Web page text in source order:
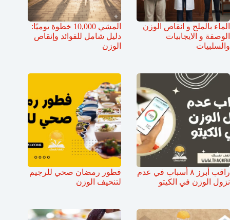
الماء بالملح و انقاص الوزن
الوصفة و الايجابيات
والسلبيات
المشي 10,000 خطوة يوميًا:
دليل شامل للفوائد وإنقاص
الوزن
راقب أبرز ٨ أسباب في عدم
نزول الوزن في الكيتو
فطور رمضان صحي للرجيم
لتنحيف الوزن